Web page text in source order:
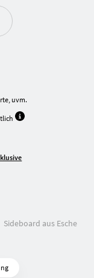
uvm.
Sideboard aus Esche